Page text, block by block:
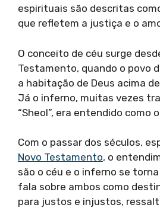
espirituais são descritas
que refletem a justiça e o
O conceito de céu surge
Testamento, quando o povo
a habitação de Deus acima
Já o inferno, muitas vezes
“Sheol”, era entendido como
Com o passar dos séculos,
Novo Testamento, o
são o céu e o inferno se
fala sobre ambos como
para justos e injustos,